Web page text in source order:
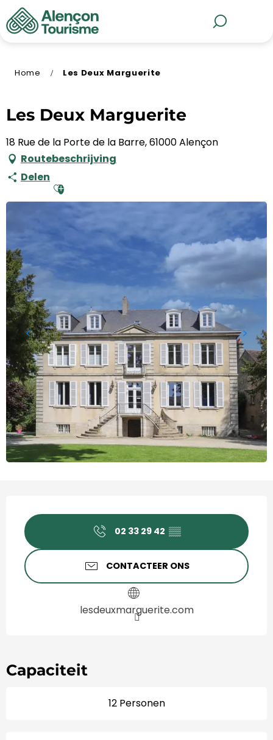
Aller
au
contenu
Home Les Deux Marguerite
Les Deux Marguerite
18 Rue de la Porte de la Barre, 61000 Alençon
Routebeschrijving
Delen Ajouter aux favoris
Openingstijden en
02 33 29 42 ▒▒
CONTACTEER ONS
lesdeuxmarguerite.com
Capaciteit
12 Personen